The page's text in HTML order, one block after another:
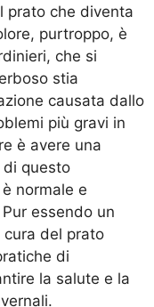
prato che diventa
purtroppo, è
che si
stia
causata dallo
più gravi in
è avere una
di questo
normale e
essendo un
del prato
di
la salute e la